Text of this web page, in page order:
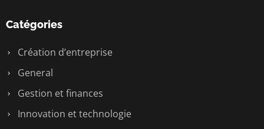
Catégories
Création d’entreprise
General
Gestion et finances
Innovation et technologie